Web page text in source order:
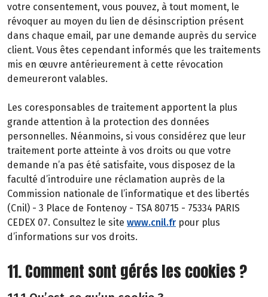
votre consentement, vous pouvez, à tout moment, le
révoquer au moyen du lien de désinscription présent
dans chaque email, par une demande auprès du service
client. Vous êtes cependant informés que les traitements
mis en œuvre antérieurement à cette révocation
demeureront valables.
Les coresponsables de traitement apportent la plus
grande attention à la protection des données
personnelles. Néanmoins, si vous considérez que leur
traitement porte atteinte à vos droits ou que votre
demande n’a pas été satisfaite, vous disposez de la
faculté d’introduire une réclamation auprès de la
Commission nationale de l’informatique et des libertés
(Cnil) - 3 Place de Fontenoy - TSA 80715 - 75334 PARIS
CEDEX 07. Consultez le site www.cnil.fr pour plus
d’informations sur vos droits.
11. Comment sont gérés les cookies ?